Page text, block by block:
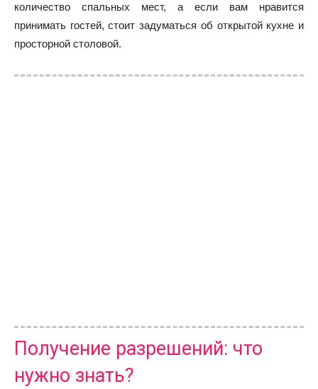
количество спальных мест, а если вам нравится
принимать гостей, стоит задуматься об открытой кухне и
просторной столовой.
Получение разрешений: что
нужно знать?